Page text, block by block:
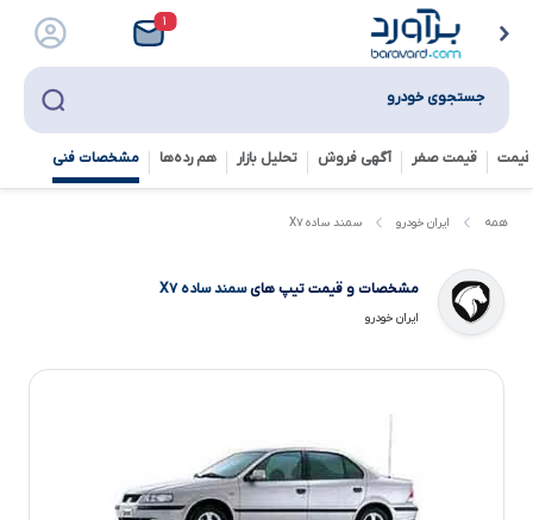
۱
جستجوی خودرو
قیمت صفر آگهی فروش تحلیل بازار هم رده‌ها‌ مشخصات فنی
همه ایران خودرو سمند ساده X۷
مشخصات و قیمت تیپ هایسمند ساده X۷
ایران خودرو